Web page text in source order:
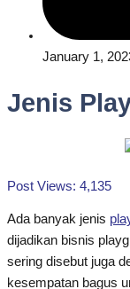
January 1,
Jenis
Post Views: 4,135
Ada banyak jenis
dijadikan bisnis
sering disebut juga
kesempatan bagus